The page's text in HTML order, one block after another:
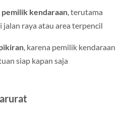
pemilik kendaraan, terutama
jalan raya atau area terpencil
, karena pemilik kendaraan
siap kapan saja